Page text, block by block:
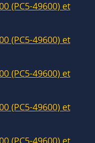
(PC5-49600) et
(PC5-49600) et
(PC5-49600) et
(PC5-49600) et